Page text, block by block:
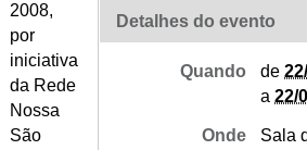
Detalhes do evento
Quando de
a22/
Onde
Sala
2008,
por
iniciativa
da Rede
Nossa
São